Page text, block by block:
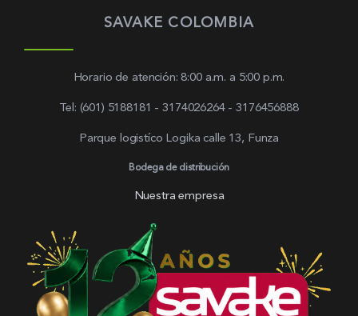
SAVAKE COLOMBIA
Horario de atención: 8:00 a.m. a 5:00 p.m.
Tel: (601) 5188181 - 3174026264 - 3176456888
Parque logistíco Logika calle 13, Funza
Bodega de distribución
Nuestra empresa